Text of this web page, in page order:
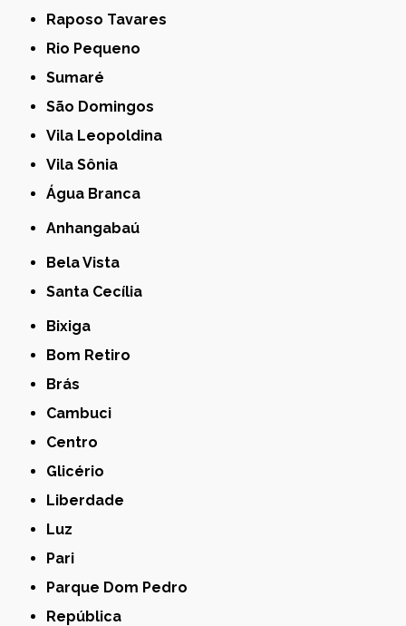
Raposo Tavares
Rio Pequeno
Sumaré
São Domingos
Vila Leopoldina
Vila Sônia
Água Branca
Anhangabaú
Bela Vista
Santa Cecília
Bixiga
Bom Retiro
Brás
Cambuci
Centro
Glicério
Liberdade
Luz
Pari
Parque Dom Pedro
República